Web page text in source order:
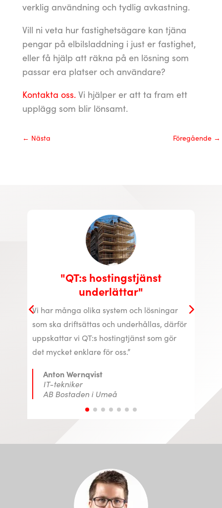
verklig användning och tydlig avkastning.
Vill ni veta hur fastighetsägare kan tjäna
pengar på elbilsladdning i just er fastighet,
eller få hjälp att räkna på en lösning som
passar era platser och användare?
Kontakta oss.Vi hjälper er att ta fram ett
upplägg som blir lönsamt.
← Nästa Föregående→
"Sänkt elförbrukning"
Vi ville sänka elförbrukningen i våra
motorvärmaruttag. Detta gjorde vi med
lyckat resultat genom att installera
styrsystem för motorvärmare från QT
systems.
Matilda Hjalmarsson
Administrativt ansvarig
Hjalmarssons Bostäder